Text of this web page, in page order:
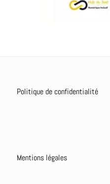
Politique de confidentialité
Mentions légales